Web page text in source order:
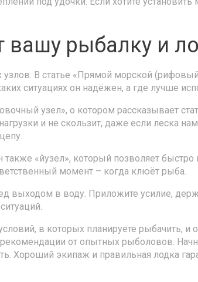
вашу рыбалку и
В статье «Прямой морской
ситуациях он надёжен, а где лучше
узел», о котором рассказывает
и не скользит, даже если леска
также «йузел», который позволяет
момент – когда клюёт рыба.
выходом в воду. Приложите усилие,
в которых планируете рыбачить,
от опытных рыболовов.
Хороший экипаж и правильная лодка